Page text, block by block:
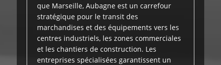
que Marseille, Aubagne est un carrefour
stratégique pour le transit des
marchandises et des équipements vers les
centres industriels, les zones commerciales
et les chantiers de construction. Les
entreprises spécialisées garantissent un